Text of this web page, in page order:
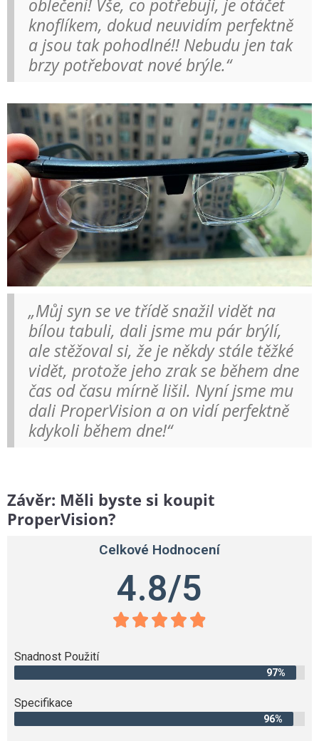
oblečení! Vše, co potřebuji, je otáčet
knoflíkem, dokud neuvidím perfektně
a jsou tak pohodlné!! Nebudu jen tak
brzy potřebovat nové brýle.“
„Můj syn se ve třídě snažil vidět na
bílou tabuli, dali jsme mu pár brýlí,
ale stěžoval si, že je někdy stále těžké
vidět, protože jeho zrak se během dne
čas od času mírně lišil. Nyní jsme mu
dali ProperVision a on vidí perfektně
kdykoli během dne!“
Závěr: Měli byste si koupit
ProperVision?
Celkové Hodnocení
4.8/5
    
Snadnost Použití
97%
Specifikace
96%